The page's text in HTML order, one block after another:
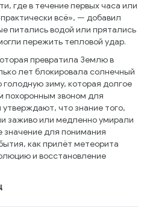
где в течение первых часа или
всё», — добавил
питались водой или прятались
пережить тепловой удар.
превратила Землю в
лет блокировала солнечный
зиму, которая долгое
похоронным звоном для
что знание того,
заживо или медленно умирали
для понимания
как прилёт метеорита
и восстановление